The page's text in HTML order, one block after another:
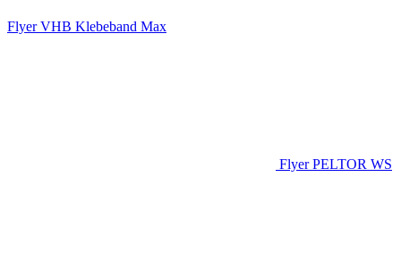
Flyer VHB Klebeband Max
Flyer PELTOR WS